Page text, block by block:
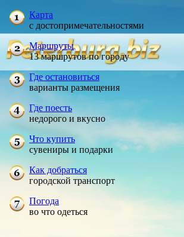
Карта
с достопримечательностями
Маршруты
13 маршрутов по городу
Где остановиться
варианты размещения
Где поесть
недорого и вкусно
Что купить
сувениры и подарки
Как добраться
городской транспорт
Погода
во что одеться